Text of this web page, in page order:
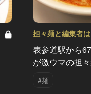
担々麺と編集者
表参道駅から
が激ウマの担
#麺